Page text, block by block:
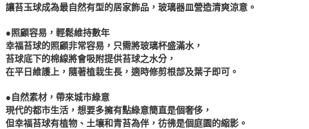
讓苔玉球成為最自然有型的居家飾品，玻璃器皿營造清爽涼意。
●照顧容易，輕鬆維持數年
幸福苔球的照顧非常容易，只需將玻璃杯盛滿水，
苔球底下的棉線將會吸附提供苔球之水分，
在平日維護上，隨著植栽生長，適時修剪根部及葉子即可。
● 自然素材，帶來城市綠意
現代的都市生活，想要多擁有點綠意簡直是個奢侈，
但幸福苔球有植物、土壤和青苔為伴，彷彿是個庭園的縮影。